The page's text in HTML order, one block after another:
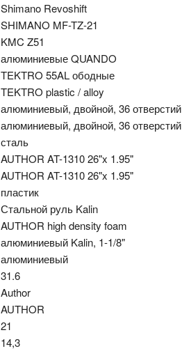
Shimano Revoshift
SHIMANO MF-TZ-21
KMC Z51
алюминиевые QUANDO
TEKTRO 55AL ободные
TEKTRO plastic / alloy
алюминиевый, двойной, 36 отверстий
алюминиевый, двойной, 36 отверстий
сталь
AUTHOR AT-1310 26"x 1.95"
AUTHOR AT-1310 26"x 1.95"
пластик
Стальной руль Kalin
AUTHOR high density foam
алюминиевый Kalin, 1-1/8"
алюминиевый
31.6
Author
AUTHOR
21
14,3